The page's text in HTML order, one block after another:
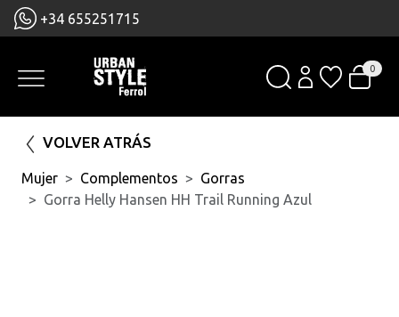
+34 655251715
0
VOLVER ATRÁS
Mujer Complementos
Gorras
Gorra Helly Hansen HH Trail Running Azul